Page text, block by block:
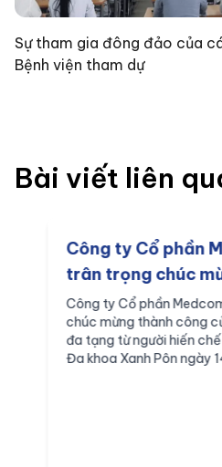
Sự tham gia đông đảo của
Bệnh viện tham dự
Bài viết liên
Công ty Cổ phần
trân trọng chúc
công của ca lấy và
từ người hiến chết
viện Đa khoa
Công ty Cổ phần
chúc mừng thành công
đa tạng từ người hiến
Đa khoa Xanh Pôn ngày